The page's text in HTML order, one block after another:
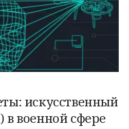
искусственный
военной сфере